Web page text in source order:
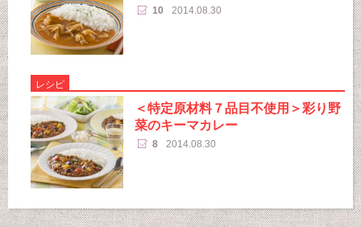
10 2014.08.30
レシピ
＜特定原材料７品目不使用＞彩り野
菜のキーマカレー
8 2014.08.30